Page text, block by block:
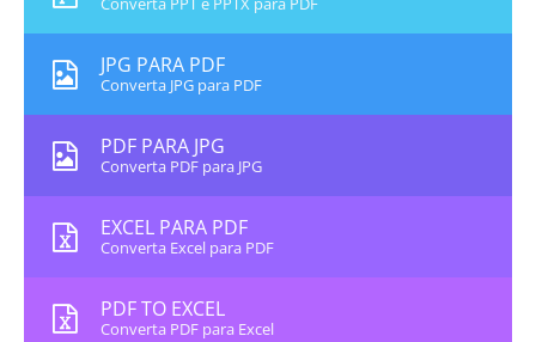
JPG PARA PDF
Converta JPG para PDF
PDF PARA JPG
Converta PDF para JPG
EXCEL PARA PDF
Converta Excel para PDF
PDF TO EXCEL
Converta PDF para Excel